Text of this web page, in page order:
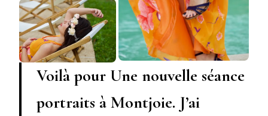
Voilà pour Une nouvelle séance
portraits à Montjoie. J’ai